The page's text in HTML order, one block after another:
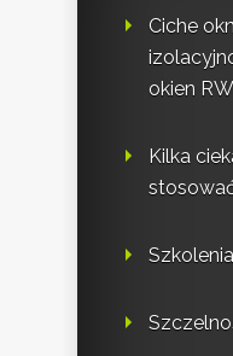
Ciche
okien RW
Kilka